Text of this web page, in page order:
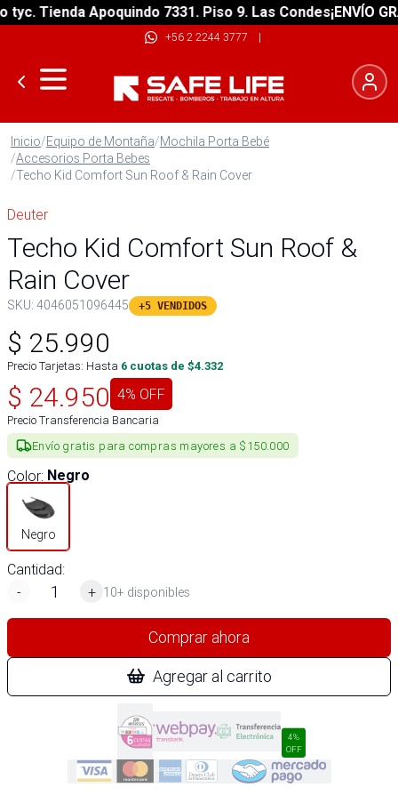
Tienda Apoquindo 7331. Piso 9. Las Condes¡ENVÍO
+56 2 2244 3777 |
Inicio/Equipo de Montaña/Mochila Porta Bebé
/Accesorios Porta Bebes
/Techo Kid Comfort Sun Roof & Rain Cover
Deuter
Techo Kid Comfort Sun Roof &
Rain Cover
SKU: 4046051096445 +5 VENDIDOS
$ 25.990
Precio Tarjetas: Hasta 6 cuotas de $4.332
$ 24.950 4% OFF
Precio Transferencia Bancaria
Envío gratis para compras mayores a $150.000
Color: Negro
Negro
Cantidad:
-
+ 10+ disponibles
Comprar ahora
Agregar al carrito
4%
OFF